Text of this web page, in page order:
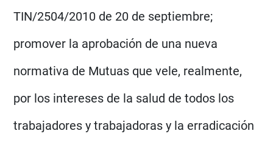
TIN/2504/2010 de 20 de septiembre;
promover la aprobación de una nueva
normativa de Mutuas que vele, realmente,
por los intereses de la salud de todos los
trabajadores y trabajadoras y la erradicación